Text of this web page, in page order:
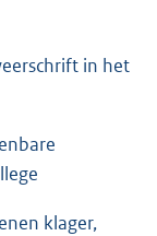
in het
klager,